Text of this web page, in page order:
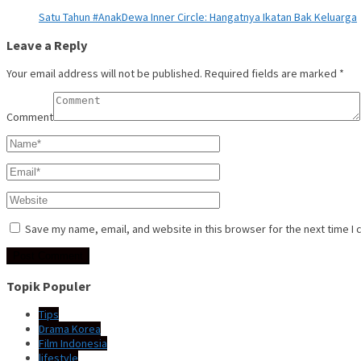
Satu Tahun #AnakDewa Inner Circle: Hangatnya Ikatan Bak Keluarga
Leave a Reply
Your email address will not be published. Required fields are marked *
Comment
Save my name, email, and website in this browser for the next time I
Topik Populer
Tips
Drama Korea
Film Indonesia
lifestyle